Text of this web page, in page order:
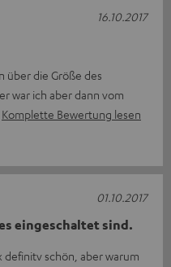
über die Größe des
war ich aber dann vom
Komplette Bewertung lesen
16.10.2017
eingeschaltet sind.
definitv schön, aber warum
01.10.2017